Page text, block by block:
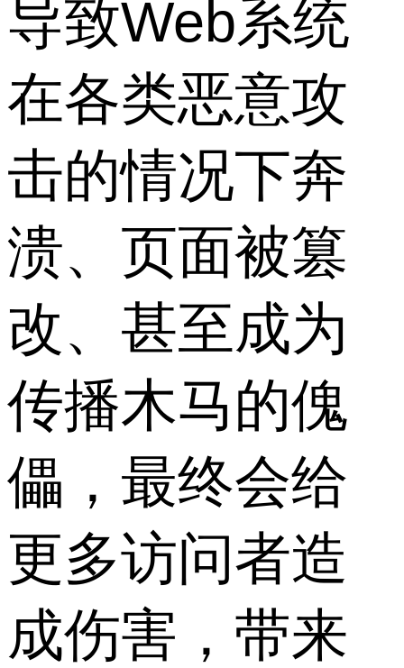
导致Web系统
在各类恶意攻
击的情况下奔
溃、页面被篡
改、甚至成为
传播木马的傀
儡，最终会给
更多访问者造
成伤害，带来